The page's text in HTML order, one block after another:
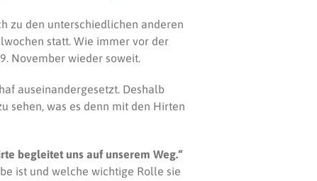
zu den unterschiedlichen anderen
statt. Wie immer vor der
November wieder soweit.
auseinandergesetzt. Deshalb
sehen, was es denn mit den Hirten
begleitet uns auf unserem Weg.“
ist und welche wichtige Rolle sie